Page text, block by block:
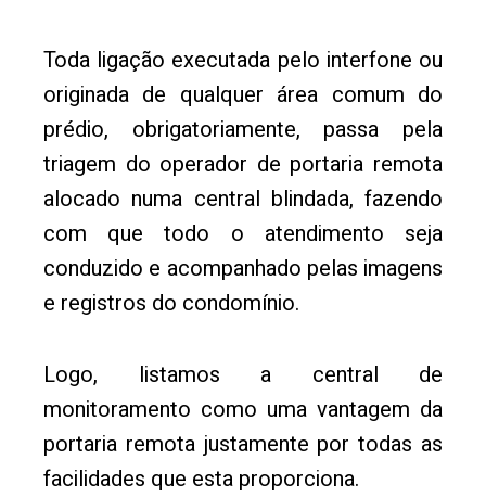
Toda ligação executada pelo interfone ou
originada de qualquer área comum do
prédio, obrigatoriamente, passa pela
triagem do operador de portaria remota
alocado numa central blindada, fazendo
com que todo o atendimento seja
conduzido e acompanhado pelas imagens
e registros do condomínio.
Logo, listamos a central de
monitoramento como uma vantagem da
portaria remota justamente por todas as
facilidades que esta proporciona.